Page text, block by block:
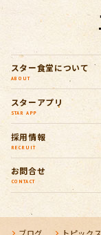
スター食堂について
ABOUT
スターアプリ
STAR APP
採用情報
RECRUIT
お問合せ
CONTACT